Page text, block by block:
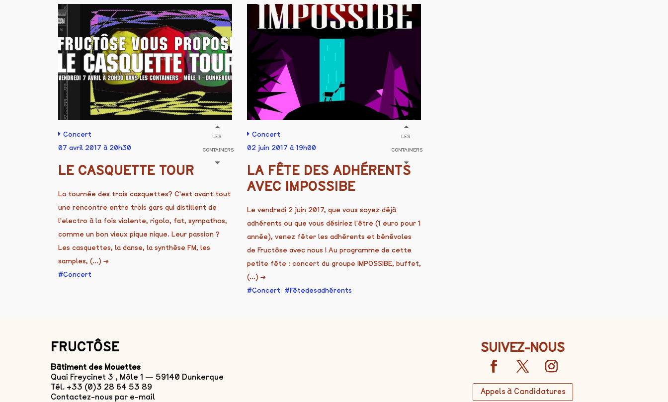
Concert
07 avril 2017 à 20h30
LES
CONTAINERS
LE CASQUETTE TOUR
La tournée des trois casquettes? C'est avant tout
une rencontre entre trois gars qui distillent de
l'electro à la fois violente, rigolo, fat, sympathos,
comme un bon vieux pique nique. Leur passion ?
Les casquettes, la danse, la synthèse FM, les
samples, (...) →
Concert
Concert
02 juin 2017 à 19h00
LES
CONTAINERS
LA FÊTE DES ADHÉRENTS
AVEC IMPOSSIBE
Le vendredi 2 juin 2017, que vous soyez déjà
adhérents ou que vous désiriez l'être (1 euro pour 1
année), venez fêter les adhérents et bénévoles
de Fructôse avec nous ! Au programme de cette
petite fête : concert du groupe IMPOSSIBE, buffet,
(...) →
Concert
Fêtedesadhérents
FRUCTÔSE
Bâtiment des Mouettes
Quai Freycinet 3 , Môle 1 — 59140 Dunkerque
Tél. +33 (0)3 28 64 53 89
Contactez-nous par e-mail
SUIVEZ-NOUS
Appels à Candidatures